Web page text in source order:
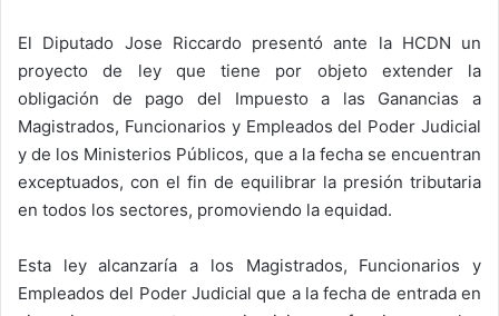
El Diputado Jose Riccardo presentó ante la HCDN un
proyecto de ley que tiene por objeto extender la
obligación de pago del Impuesto a las Ganancias a
Magistrados, Funcionarios y Empleados del Poder Judicial
y de los Ministerios Públicos, que a la fecha se encuentran
exceptuados, con el fin de equilibrar la presión tributaria
en todos los sectores, promoviendo la equidad.
Esta ley alcanzaría a los Magistrados, Funcionarios y
Empleados del Poder Judicial que a la fecha de entrada en